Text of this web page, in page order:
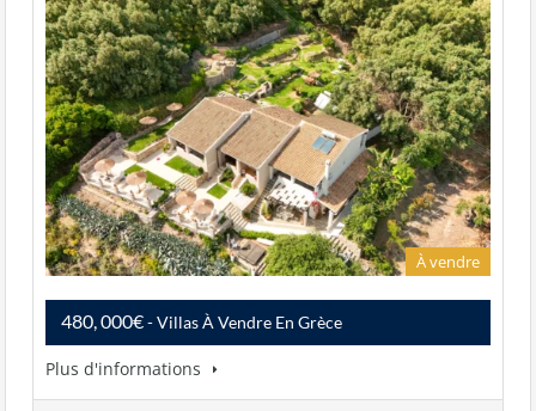
À vendre
480, 000€- Villas À Vendre En Grèce
Plus d'informations